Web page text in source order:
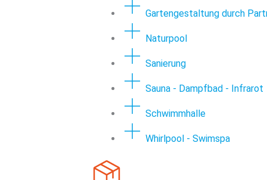
Gartengestaltung durch
Naturpool
Sanierung
Sauna - Dampfbad - Infrarot
Schwimmhalle
Whirlpool - Swimspa